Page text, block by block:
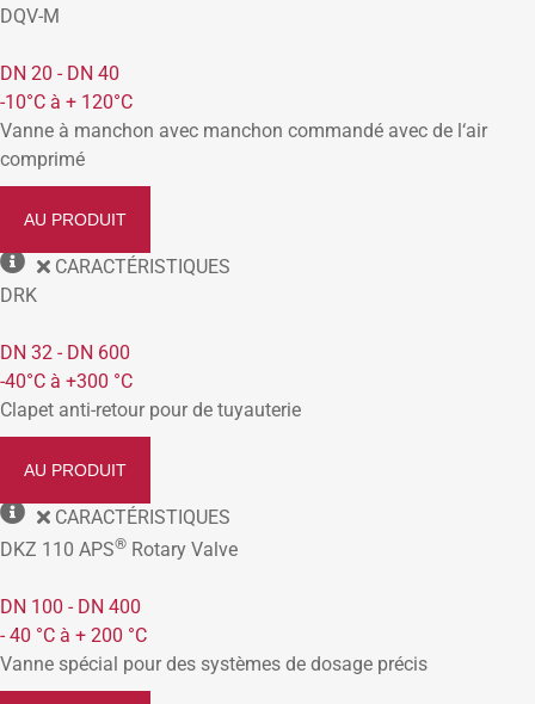
DQV-M
DN 20 - DN 40
-10°C à + 120°C
Vanne à manchon avec manchon commandé avec de l‘air
comprimé
AU PRODUIT
CARACTÉRISTIQUES
DRK
DN 32 - DN 600
-40°C à +300 °C
Clapet anti-retour pour de tuyauterie
AU PRODUIT
CARACTÉRISTIQUES
DKZ 110 APS® Rotary Valve
DN 100 - DN 400
- 40 °C à + 200 °C
Vanne spécial pour des systèmes de dosage précis